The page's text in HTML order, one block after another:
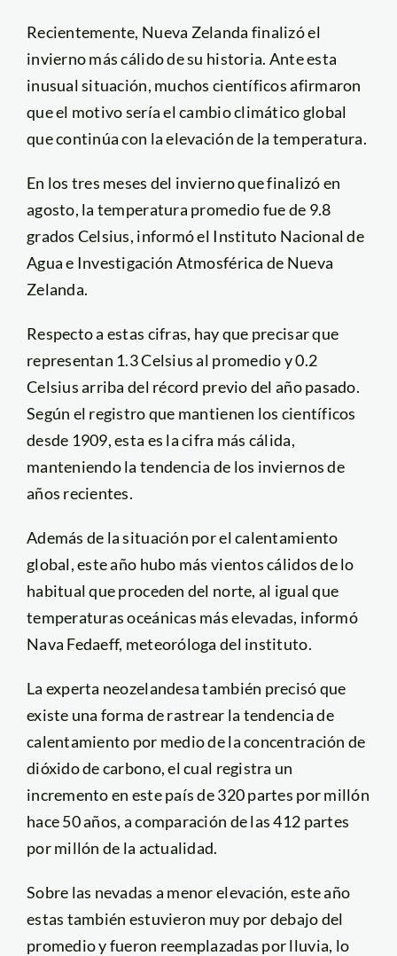
Recientemente, Nueva Zelanda finalizó el
invierno más cálido de su historia. Ante esta
inusual situación, muchos científicos afirmaron
que el motivo sería el cambio climático global
que continúa con la elevación de la temperatura.
En los tres meses del invierno que finalizó en
agosto, la temperatura promedio fue de 9.8
grados Celsius, informó el Instituto Nacional de
Agua e Investigación Atmosférica de Nueva
Zelanda.
Respecto a estas cifras, hay que precisar que
representan 1.3 Celsius al promedio y 0.2
Celsius arriba del récord previo del año pasado.
Según el registro que mantienen los científicos
desde 1909, esta es la cifra más cálida,
manteniendo la tendencia de los inviernos de
años recientes.
Además de la situación por el calentamiento
global, este año hubo más vientos cálidos de lo
habitual que proceden del norte, al igual que
temperaturas oceánicas más elevadas, informó
Nava Fedaeff, meteoróloga del instituto.
La experta neozelandesa también precisó que
existe una forma de rastrear la tendencia de
calentamiento por medio de la concentración de
dióxido de carbono, el cual registra un
incremento en este país de 320 partes por millón
hace 50 años, a comparación de las 412 partes
por millón de la actualidad.
Sobre las nevadas a menor elevación, este año
estas también estuvieron muy por debajo del
promedio y fueron reemplazadas por lluvia, lo